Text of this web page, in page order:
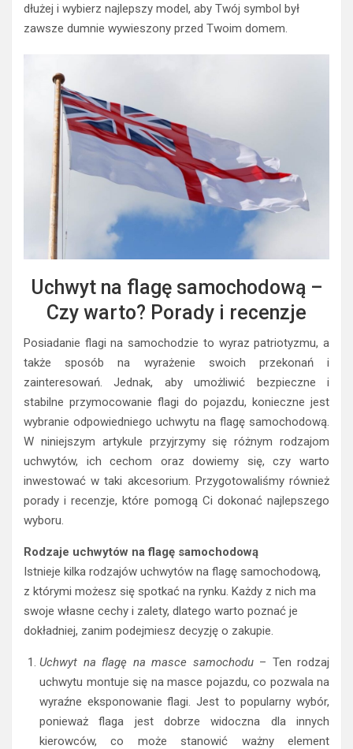
dłużej i wybierz najlepszy model, aby Twój symbol był
zawsze dumnie wywieszony przed Twoim domem.
Uchwyt na flagę samochodową –
Czy warto? Porady i recenzje
Posiadanie flagi na samochodzie to wyraz patriotyzmu, a
także sposób na wyrażenie swoich przekonań i
zainteresowań. Jednak, aby umożliwić bezpieczne i
stabilne przymocowanie flagi do pojazdu, konieczne jest
wybranie odpowiedniego uchwytu na flagę samochodową.
W niniejszym artykule przyjrzymy się różnym rodzajom
uchwytów, ich cechom oraz dowiemy się, czy warto
inwestować w taki akcesorium. Przygotowaliśmy również
porady i recenzje, które pomogą Ci dokonać najlepszego
wyboru.
Rodzaje uchwytów na flagę samochodową
Istnieje kilka rodzajów uchwytów na flagę samochodową,
z którymi możesz się spotkać na rynku. Każdy z nich ma
swoje własne cechy i zalety, dlatego warto poznać je
dokładniej, zanim podejmiesz decyzję o zakupie.
Uchwyt na flagę na masce samochodu– Ten rodzaj
uchwytu montuje się na masce pojazdu, co pozwala na
wyraźne eksponowanie flagi. Jest to popularny wybór,
ponieważ flaga jest dobrze widoczna dla innych
kierowców, co może stanowić ważny element